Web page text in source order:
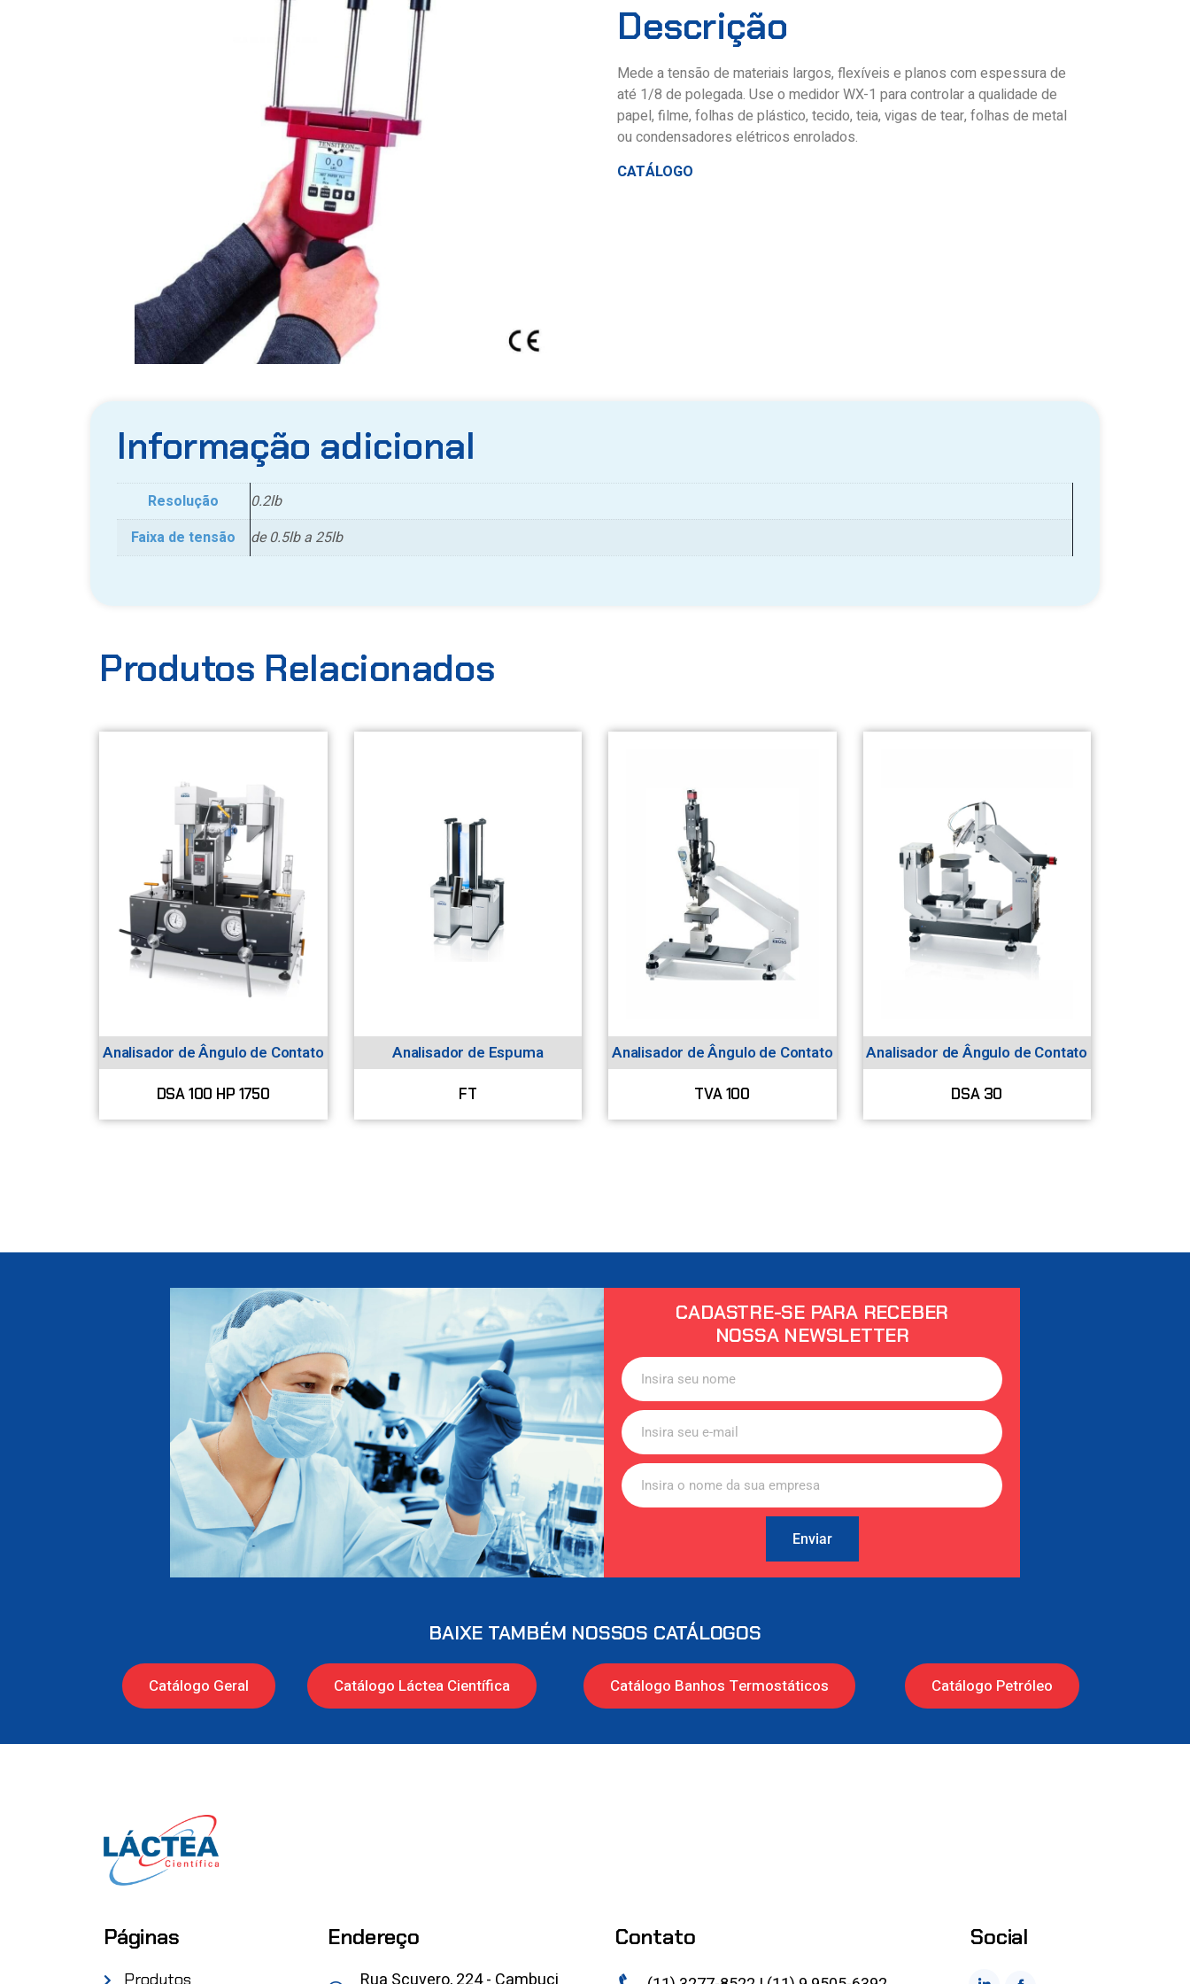
Descrição
Mede a tensão de materiais largos, flexíveis e planos com espessura de
até 1/8 de polegada. Use o medidor WX-1 para controlar a qualidade de
papel, filme, folhas de plástico, tecido, teia, vigas de tear, folhas de metal
ou condensadores elétricos enrolados.
CATÁLOGO
Informação adicional
Resolução
0.2lb
Faixa de tensão
de 0.5lb a 25lb
Produtos Relacionados
Analisador de Ângulo de Contato
DSA 100 HP 1750
Analisador de Espuma
FT
Analisador de Ângulo de Contato
TVA 100
Analisador de Ângulo de Contato
DSA 30
CADASTRE-SE PARA RECEBER
NOSSA NEWSLETTER
Enviar
BAIXE TAMBÉM NOSSOS CATÁLOGOS
Catálogo Geral Catálogo Láctea Científica Catálogo Banhos Termostáticos Catálogo Petróleo
Páginas Endereço Contato Social